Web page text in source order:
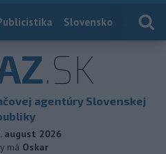
Slovensko
.SK
agentúry Slovenskej
august 2026
má Oskar